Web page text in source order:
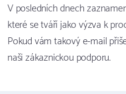
V posledních dnech
které se tváří jako výzva k
Pokud vám takový e-mail
naši zákaznickou podporu.